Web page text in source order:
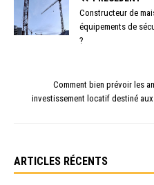
Constructeur de
équipements de
?
Comment bien prévoir les
investissement locatif destiné
ARTICLES RÉCENTS